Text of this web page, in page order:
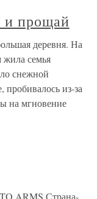
и прощай
деревня. На
жила семья
снежной
из-за
на мгновение
ARMS Страна-